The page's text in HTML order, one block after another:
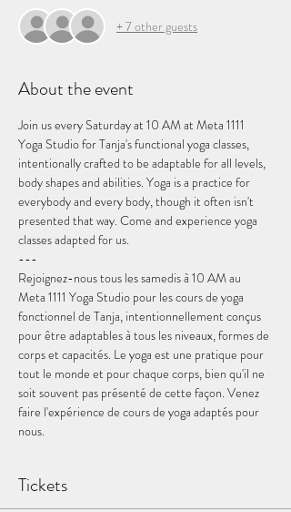
+ 7 other guests
About the event
Join us every Saturday at 10 AM at Meta 1111
Yoga Studio for Tanja's functional yoga classes,
intentionally crafted to be adaptable for all levels,
body shapes and abilities. Yoga is a practice for
everybody and every body, though it often isn't
presented that way. Come and experience yoga
classes adapted for us.
---
Rejoignez-nous tous les samedis à 10 AM au
Meta 1111 Yoga Studio pour les cours de yoga
fonctionnel de Tanja, intentionnellement conçus
pour être adaptables à tous les niveaux, formes de
corps et capacités. Le yoga est une pratique pour
tout le monde et pour chaque corps, bien qu'il ne
soit souvent pas présenté de cette façon. Venez
faire l'expérience de cours de yoga adaptés pour
nous.
Tickets